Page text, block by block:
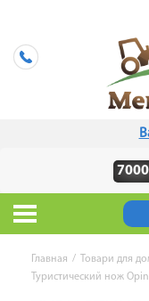
Главная / Товари для
Туристический нож